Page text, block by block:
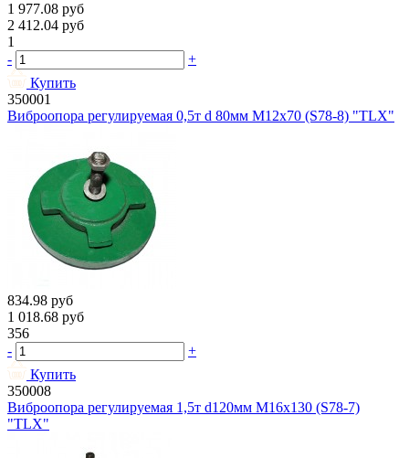
1 977.08 руб
2 412.04 руб
1
-
+
Купить
350001
Виброопора регулируемая 0,5т d 80мм М12х70 (S78-8) "TLX"
834.98 руб
1 018.68 руб
356
-
+
Купить
350008
Виброопора регулируемая 1,5т d120мм М16х130 (S78-7)
"TLX"